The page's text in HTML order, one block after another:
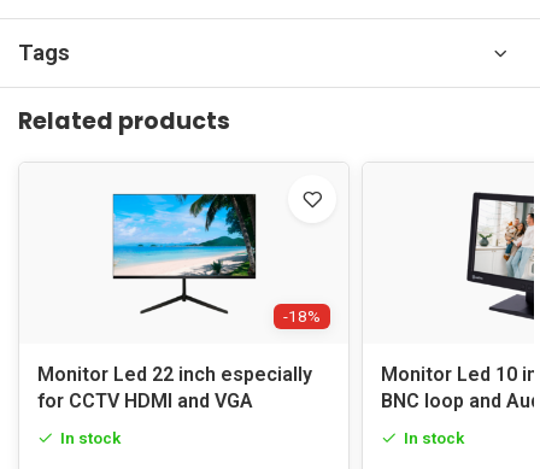
Tags
Related products
-18%
Monitor Led 22 inch especially
for CCTV HDMI and VGA
In stock
Monitor Led 10
BNC loop and
In stock